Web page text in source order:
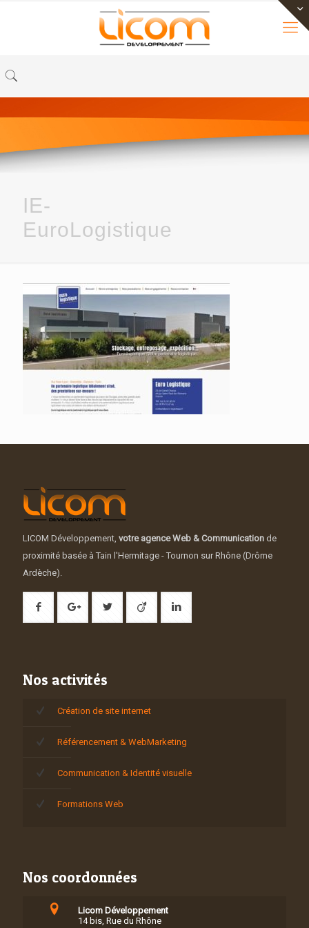
IE-
EuroLogistique
LICOM Développement, votre agence Web & Communication de
proximité basée à Tain l'Hermitage - Tournon sur Rhône (Drôme
Ardèche).
Nos activités
Création de site internet
Référencement & WebMarketing
Communication & Identité visuelle
Formations Web
Nos coordonnées
Licom Développement
14 bis, Rue du Rhône